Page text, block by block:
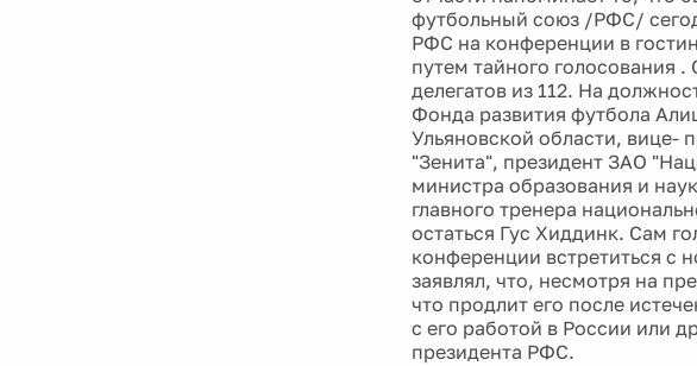
футбольный союз /РФС/
РФС на конференции в
путем тайного голосования
делегатов из 112. На
Фонда развития футбола
Ульяновской области, вице-
"Зенита", президент ЗАО
министра образования и
главного тренера
остаться Гус Хиддинк. Сам
конференции встретиться с
заявлял, что, несмотря на
что продлит его после
с его работой в России или
президента РФС.